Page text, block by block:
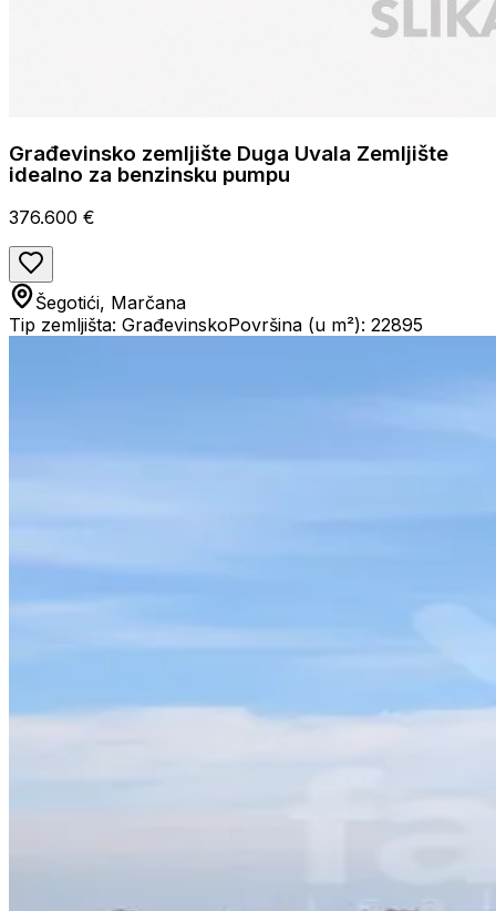
Građevinsko zemljište Duga Uvala Zemljište
idealno za benzinsku pumpu
376.600 €
Šegotići, Marčana
Tip zemljišta: GrađevinskoPovršina (u m²): 22895